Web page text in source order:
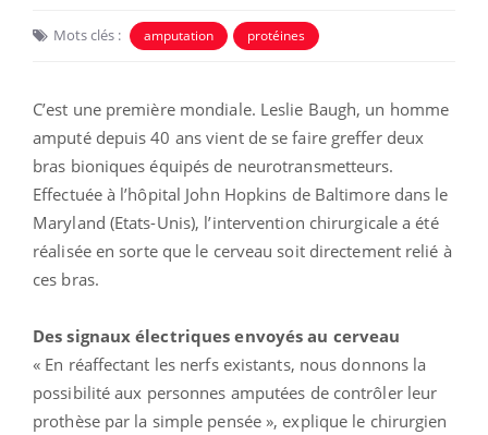
Mots clés : amputation protéines
C’est une première mondiale. Leslie Baugh, un homme
amputé depuis 40 ans vient de se faire greffer deux
bras bioniques équipés de neurotransmetteurs.
Effectuée à l’hôpital John Hopkins de Baltimore dans le
Maryland (Etats-Unis), l’intervention chirurgicale a été
réalisée en sorte que le cerveau soit directement relié à
ces bras.
Des signaux électriques envoyés au cerveau
« En réaffectant les nerfs existants, nous donnons la
possibilité aux personnes amputées de contrôler leur
prothèse par la simple pensée », explique le chirurgien